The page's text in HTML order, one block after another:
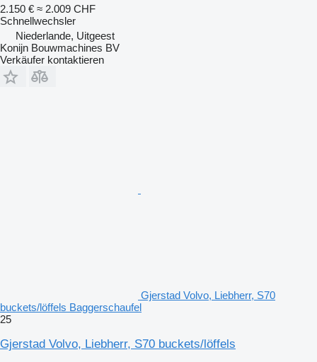
2.150 € ≈ 2.009 CHF
Schnellwechsler
Niederlande, Uitgeest
Konijn Bouwmachines BV
Verkäufer kontaktieren
Gjerstad Volvo, Liebherr, S70
buckets/löffels Baggerschaufel
25
Gjerstad Volvo, Liebherr, S70 buckets/löffels